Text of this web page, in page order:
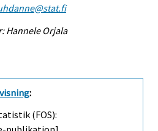
Hannele Orjala
:
(FOS):